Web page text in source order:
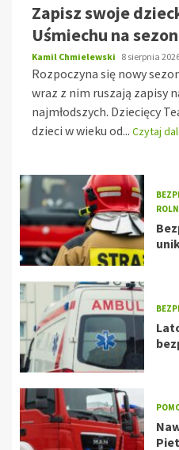
Zapisz swoje
Uśmiechu na
Kamil Chmielewski 8 sierpnia
Rozpoczyna się nowy
wraz z nim ruszają zapisy
najmłodszych. Dziecięcy
dzieci w wieku od... Czytaj